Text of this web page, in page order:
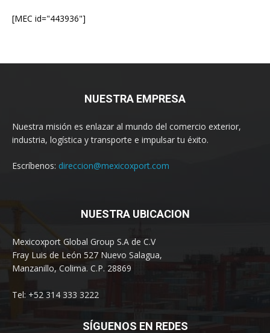
[MEC id="443936"]
NUESTRA EMPRESA
Nuestra misión es enlazar al mundo del comercio exterior,
industria, logística y transporte e impulsar tu éxito.
Escríbenos: direccion@mexicoxport.com
NUESTRA UBICACION
Mexicoxport Global Group S.A de C.V
Fray Luis de León 527 Nuevo Salagua,
Manzanillo, Colima. C.P. 28869
Tel: +52 314 333 3222
SÍGUENOS EN REDES